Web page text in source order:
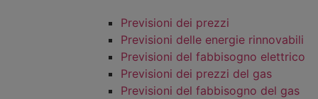
Previsioni dei prezzi
Previsioni delle energie rinnovabili
Previsioni del fabbisogno elettrico
Previsioni dei prezzi del gas
Previsioni del fabbisogno del gas